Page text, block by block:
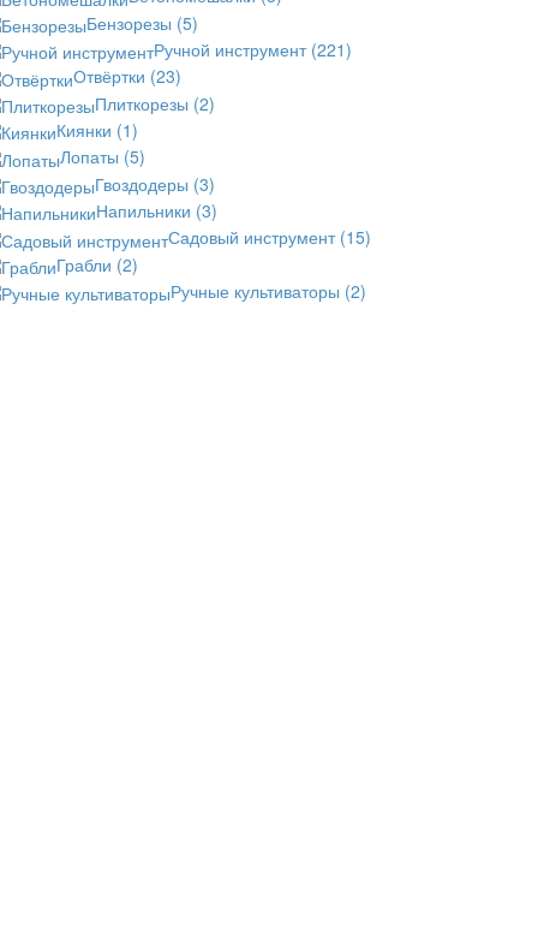
Бензорезы (5)
Ручной инструмент (221)
Отвёртки (23)
Плиткорезы (2)
Киянки (1)
Лопаты (5)
Гвоздодеры (3)
Напильники (3)
Садовый инструмент (15)
Грабли (2)
Ручные культиваторы (2)